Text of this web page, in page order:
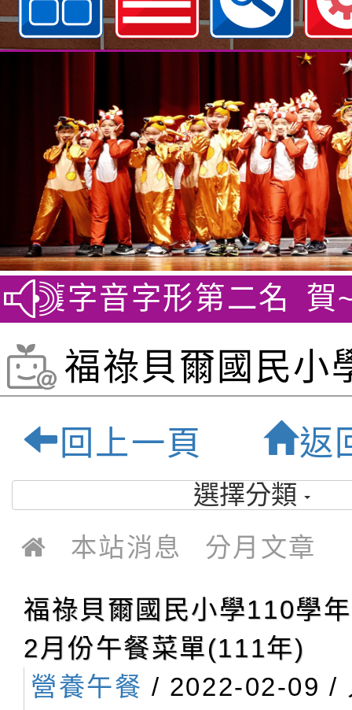
音字形第二名 賀~劍
福祿貝爾國民小
年度下學期2月
單(111年):桃園
祿貝爾雙語小學-
回上一頁 返
選擇分類
本站消息
分月文章
福祿貝爾國民小學110學
2月份午餐菜單(111年)
營養午餐 / 2022-02-09 /